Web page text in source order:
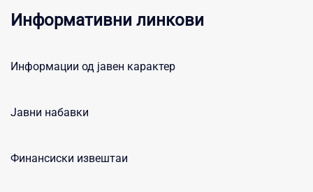
Информативни линкови
Информации од јавен карактер
Јавни набавки
Финансиски извештаи